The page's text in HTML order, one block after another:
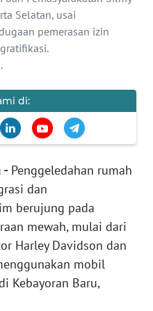
Selatan, usai
pemerasan izin
di:
-Penggeledahan rumah
dan
berujung pada
mewah, mulai dari
Harley Davidson dan
mobil
Kebayoran Baru,